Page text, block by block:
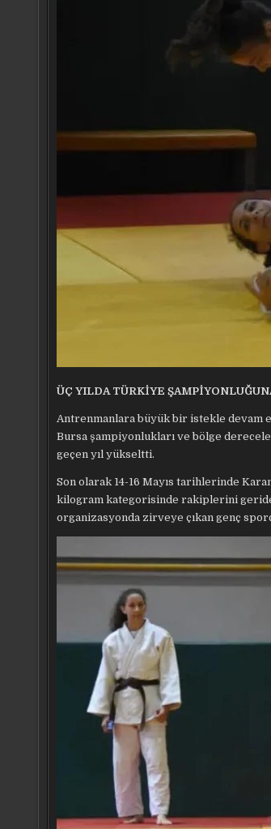
ÜÇ YILDA TÜRKİYE
Antrenmanlara büyük bir istekle devam
Bursa şampiyonlukları ve bölge
geçen yıl yükseltti.
Son olarak 14-16 Mayıs tarihlerinde
kilogram kategorisinde rakiplerini geride
organizasyonda zirveye çıkan genç